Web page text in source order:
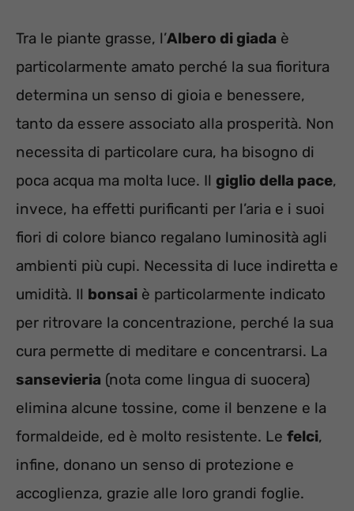
Tra le piante grasse, l’Albero di giada è
particolarmente amato perché la sua fioritura
determina un senso di gioia e benessere,
tanto da essere associato alla prosperità. Non
necessita di particolare cura, ha bisogno di
poca acqua ma molta luce. Il giglio della pace,
invece, ha effetti purificanti per l’aria e i suoi
fiori di colore bianco regalano luminosità agli
ambienti più cupi. Necessita di luce indiretta e
umidità. Il bonsai è particolarmente indicato
per ritrovare la concentrazione, perché la sua
cura permette di meditare e concentrarsi. La
sansevieria (nota come lingua di suocera)
elimina alcune tossine, come il benzene e la
formaldeide, ed è molto resistente. Le felci,
infine, donano un senso di protezione e
accoglienza, grazie alle loro grandi foglie.